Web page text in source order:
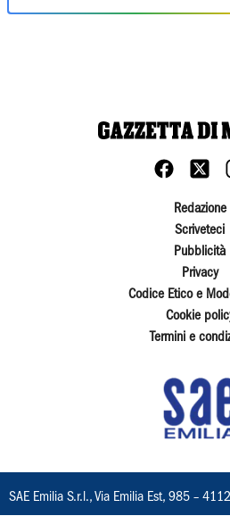
Redazione
Scriveteci
Pubblicità
Privacy
Codice Etico e
Cookie
Termini e
SAE Emilia S.r.l., Via Emilia Est, 985 –